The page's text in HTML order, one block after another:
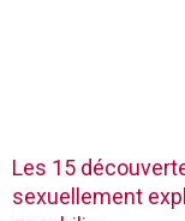
Les 15
sexuellement